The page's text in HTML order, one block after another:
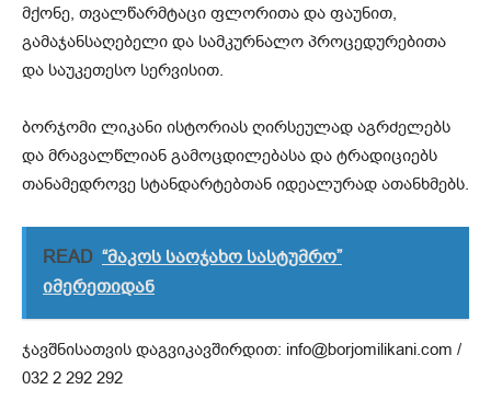
მქონე, თვალწარმტაცი ფლორითა და ფაუნით,
გამაჯანსაღებელი და სამკურნალო პროცედურებითა
და საუკეთესო სერვისით.
ბორჯომი ლიკანი ისტორიას ღირსეულად აგრძელებს
და მრავალწლიან გამოცდილებასა და ტრადიციებს
თანამედროვე სტანდარტებთან იდეალურად ათანხმებს.
READ “მაკოს საოჯახო სასტუმრო”
იმერეთიდან
ჯავშნისათვის დაგვიკავშირდით: info@borjomilikani.com /
032 2 292 292